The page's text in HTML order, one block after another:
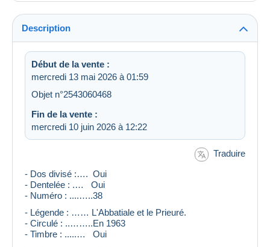
Description
Début de la vente :
mercredi 13 mai 2026 à 01:59
Objet n°2543060468
Fin de la vente :
mercredi 10 juin 2026 à 12:22
Traduire
- Dos divisé :…. Oui
- Dentelée : .… Oui
- Numéro : ....…..38
- Légende : …… L'Abbatiale et le Prieuré.
- Circulé : ..……..En 1963
- Timbre : .....… Oui